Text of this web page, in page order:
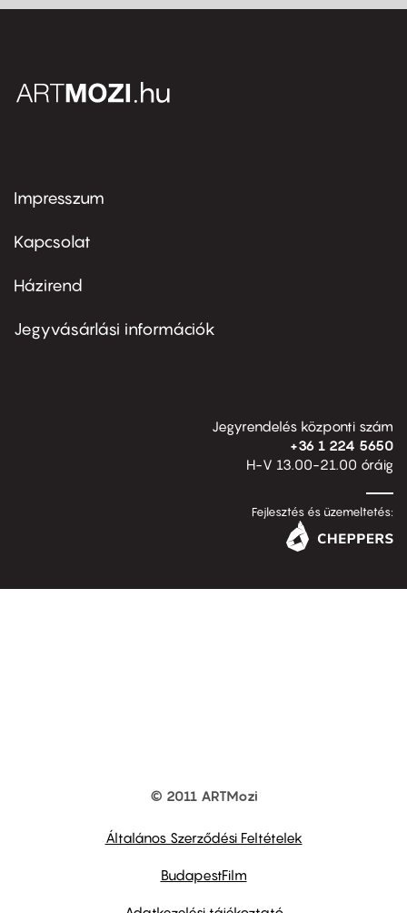
Footer
first
Impresszum
Kapcsolat
Footer
second
Házirend
Jegyvásárlási információk
Jegyrendelés központi szám
+36 1 224 5650
H-V 13.00-21.00 óráig
Fejlesztés és üzemeltetés:
© 2011 ARTMozi
Általános Szerződési Feltételek
BudapestFilm